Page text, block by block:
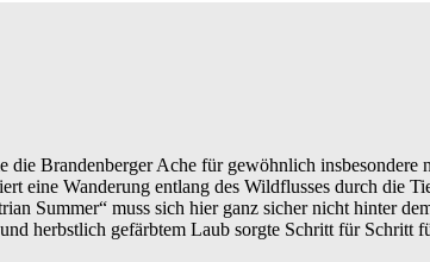
die Brandenberger Ache für gewöhnlich insbesondere
eine Wanderung entlang des Wildflusses durch die
Summer“ muss sich hier ganz sicher nicht hinter
herbstlich gefärbtem Laub sorgte Schritt für Schritt